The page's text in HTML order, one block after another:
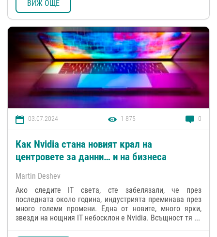
ВИЖ ОЩЕ
03.07.2024 1 875 0
Как Nvidia стана новият крал на
центровете за данни… и на бизнеса
Martin Deshev
Ако следите IT света, сте забелязали, че през
последната около година, индустрията преминава през
много големи промени. Една от новите, много ярки,
звезди на нощния IT небосклон е Nvidia. Всъщност тя ...